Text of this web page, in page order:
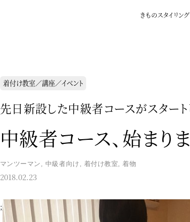
きものスタイリング
着付け教室／講座／イベント
先日新設した中級者コースがスター
中級者コース、始まりま
マンツーマン , 中級者向け , 着付け教室,着物
2018.02.23
;